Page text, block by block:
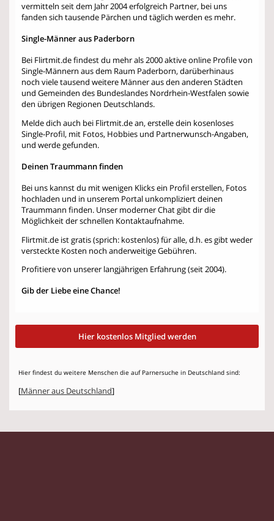
vermitteln seit dem Jahr 2004 erfolgreich Partner, bei uns
fanden sich tausende Pärchen und täglich werden es mehr.
Single-Männer aus Paderborn
Bei Flirtmit.de findest du mehr als 2000 aktive online Profile von
Single-Männern aus dem Raum Paderborn, darüberhinaus
noch viele tausend weitere Männer aus den anderen Städten
und Gemeinden des Bundeslandes Nordrhein-Westfalen sowie
den übrigen Regionen Deutschlands.
Melde dich auch bei Flirtmit.de an, erstelle dein kosenloses
Single-Profil, mit Fotos, Hobbies und Partnerwunsch-Angaben,
und werde gefunden.
Deinen Traummann finden
Bei uns kannst du mit wenigen Klicks ein Profil erstellen, Fotos
hochladen und in unserem Portal unkompliziert deinen
Traummann finden. Unser moderner Chat gibt dir die
Möglichkeit der schnellen Kontaktaufnahme.
Flirtmit.de ist gratis (sprich: kostenlos) für alle, d.h. es gibt weder
versteckte Kosten noch anderweitige Gebühren.
Profitiere von unserer langjährigen Erfahrung (seit 2004).
Gib der Liebe eine Chance!
Hier kostenlos Mitglied werden
Hier findest du weitere Menschen die auf Parnersuche in Deutschland sind:
[Männer aus Deutschland]